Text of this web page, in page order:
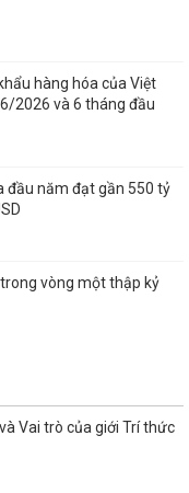
hàng hóa của Việt
2026 và 6 tháng đầu
đầu năm đạt gần 550 tỷ
vòng một thập kỷ
Vai trò của giới Trí thức